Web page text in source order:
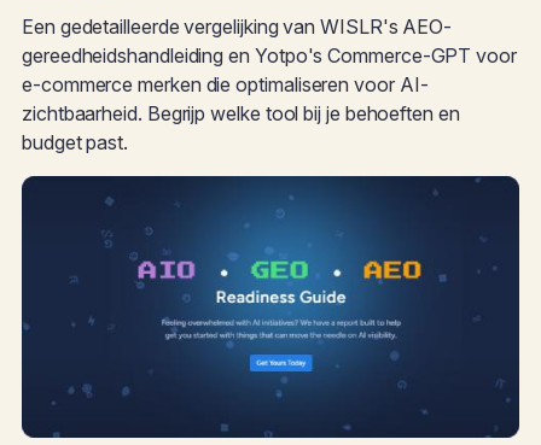
Een gedetailleerde vergelijking van WISLR's AEO-
gereedheidshandleiding en Yotpo's Commerce-GPT voor
e-commerce merken die optimaliseren voor AI-
zichtbaarheid. Begrijp welke tool bij je behoeften en
budget past.